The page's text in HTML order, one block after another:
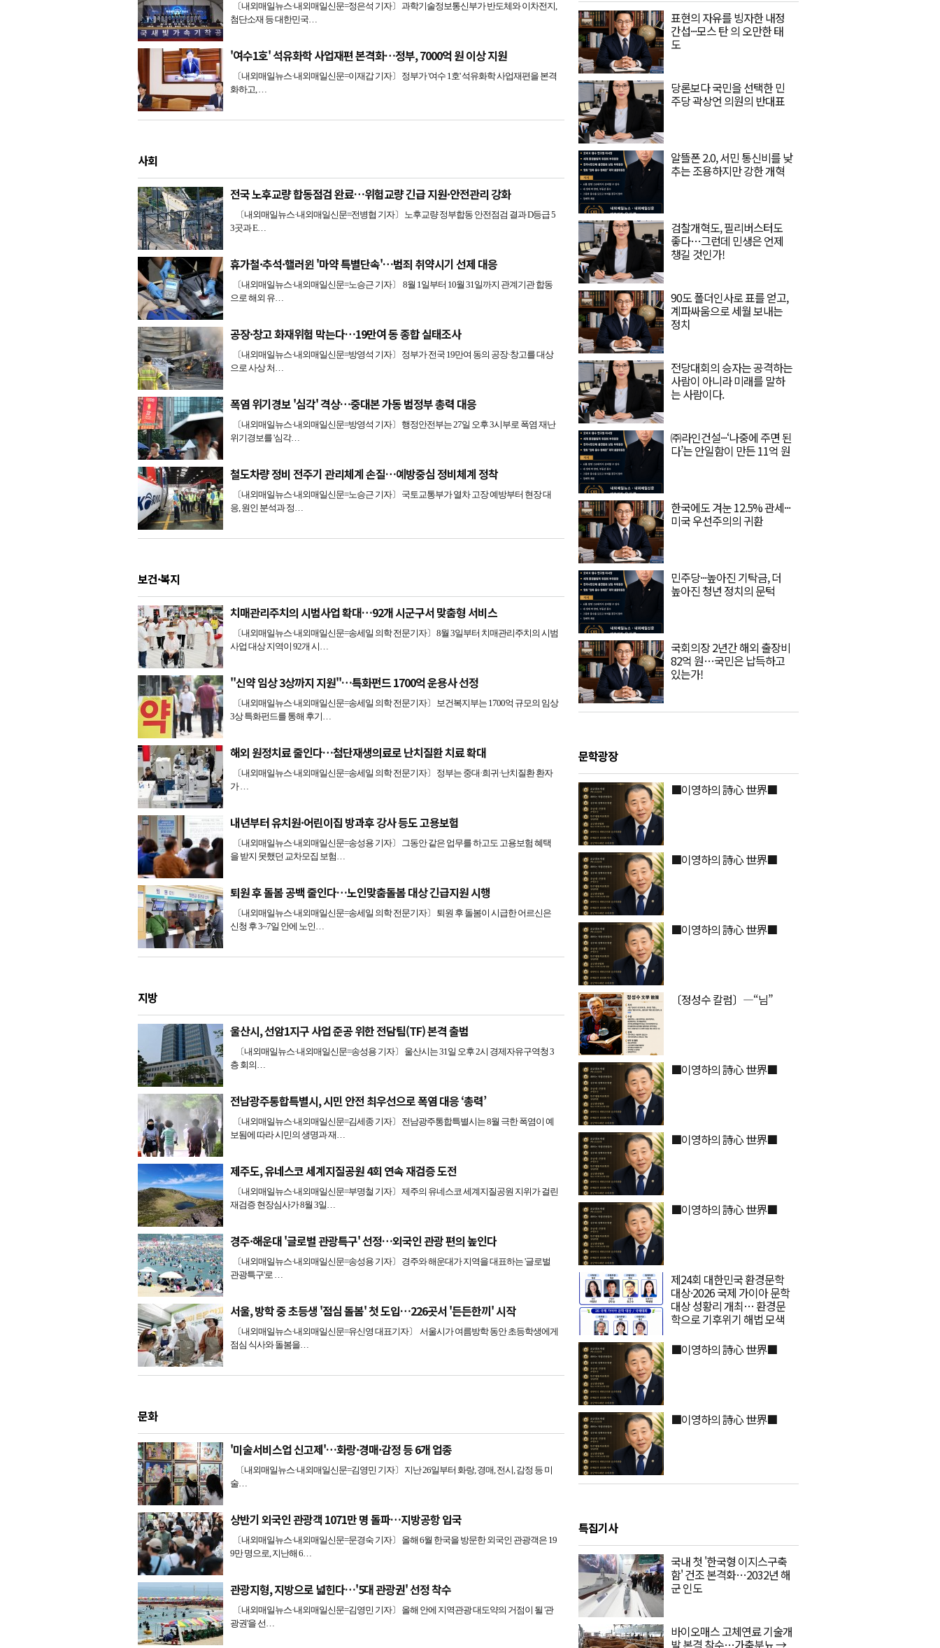
표현의 자유를 빙자한 내정
간섭···모스 탄 의 오만한 태
도
당론보다 국민을 선택한 민
주당 곽상언 의원의 반대표
알뜰폰 2.0, 서민 통신비를 낮
추는 조용하지만 강한 개혁
검찰개혁도, 필리버스터도
좋다…그런데 민생은 언제
챙길 것인가!
90도 폴더인사로 표를 얻고,
계파싸움으로 세월 보내는
정치
전당대회의 승자는 공격하는
사람이 아니라 미래를 말하
는 사람이다.
㈜라인건설···‘나중에 주면 된
다’는 안일함이 만든 11억 원
한국에도 겨눈 12.5% 관세···
미국 우선주의의 귀환
민주당···높아진 기탁금, 더
높아진 청년 정치의 문턱
국회의장 2년간 해외 출장비
82억 원…국민은 납득하고
있는가!
문학광장
■이영하의 詩心 世界■
■이영하의 詩心 世界■
■이영하의 詩心 世界■
〔정성수 칼럼〕―​​“님”
■이영하의 詩心 世界■
■이영하의 詩心 世界■
■이영하의 詩心 世界■
제24회 대한민국 환경문학
대상·2026 국제 가이아 문학
대상 성황리 개최… 환경문
학으로 기후위기 해법 모색
■이영하의 詩心 世界■
■이영하의 詩心 世界■
특집기사
국내 첫 '한국형 이지스구축
함' 건조 본격화…2032년 해
군 인도
바이오매스 고체연료 기술개
발 본격 착수…가축분뇨 →
〔내외매일뉴스·내외매일신문=정은석 기자〕 과학기술정보통신부가 반도체와 이차전지,
첨단소재 등 대한민국…
'여수1호' 석유화학 사업재편 본격화…정부, 7000억 원 이상 지원
〔내외매일뉴스·내외매일신문=이재갑 기자〕 정부가 '여수 1호' 석유화학 사업재편을 본격
화하고, …
사회
전국 노후교량 합동점검 완료…위험교량 긴급 지원·안전관리 강화
〔내외매일뉴스·내외매일신문=전병협 기자〕 노후교량 정부합동 안전점검 결과 D등급 5
3곳과 E…
휴가철·추석·핼러윈 '마약 특별단속'…범죄 취약시기 선제 대응
〔내외매일뉴스·내외매일신문=노승근 기자〕 8월 1일부터 10월 31일까지 관계기관 합동
으로 해외 유…
공장·창고 화재위험 막는다…19만여 동 종합 실태조사
〔내외매일뉴스·내외매일신문=방영석 기자〕 정부가 전국 19만여 동의 공장·창고를 대상
으로 사상 처…
폭염 위기경보 '심각' 격상…중대본 가동 범정부 총력 대응
〔내외매일뉴스·내외매일신문=방영석 기자〕 행정안전부는 27일 오후 3시부로 폭염 재난
위기경보를 '심각…
철도차량 정비 전주기 관리체계 손질…예방중심 정비체계 정착
〔내외매일뉴스·내외매일신문=노승근 기자〕 국토교통부가 열차 고장 예방부터 현장 대
응, 원인 분석과 정…
보건·복지
치매관리주치의 시범사업 확대…92개 시군구서 맞춤형 서비스
〔내외매일뉴스·내외매일신문=송세일 의학 전문기자〕 8월 3일부터 치매관리주치의 시범
사업 대상 지역이 92개 시…
"신약 임상 3상까지 지원"…특화펀드 1700억 운용사 선정
〔내외매일뉴스·내외매일신문=송세일 의학 전문기자〕 보건복지부는 1700억 규모의 임상
3상 특화펀드를 통해 후기…
해외 원정치료 줄인다…첨단재생의료로 난치질환 치료 확대
〔내외매일뉴스·내외매일신문=송세일 의학 전문기자〕 정부는 중대·희귀·난치질환 환자
가 …
내년부터 유치원·어린이집 방과후 강사 등도 고용보험
〔내외매일뉴스·내외매일신문=송성용 기자〕 그동안 같은 업무를 하고도 고용보험 혜택
을 받지 못했던 교차모집 보험…
퇴원 후 돌봄 공백 줄인다…노인맞춤돌봄 대상 긴급지원 시행
〔내외매일뉴스·내외매일신문=송세일 의학 전문기자〕 퇴원 후 돌봄이 시급한 어르신은
신청 후 3~7일 안에 노인…
지방
울산시, 선암1지구 사업 준공 위한 전담팀(TF) 본격 출범
〔내외매일뉴스·내외매일신문=송성용 기자〕 울산시는 31일 오후 2시 경제자유구역청 3
층 회의…
전남광주통합특별시, 시민 안전 최우선으로 폭염 대응 ‘총력’
〔내외매일뉴스·내외매일신문=김세종 기자〕 전남광주통합특별시는 8월 극한 폭염이 예
보됨에 따라 시민의 생명과 재…
제주도, 유네스코 세계지질공원 4회 연속 재검증 도전
〔내외매일뉴스·내외매일신문=부명철 기자〕 제주의 유네스코 세계지질공원 지위가 걸린
재검증 현장심사가 8월 3일…
경주·해운대 '글로벌 관광특구' 선정…외국인 관광 편의 높인다
〔내외매일뉴스·내외매일신문=송성용 기자〕 경주와 해운대가 지역을 대표하는 '글로벌
관광특구'로 …
서울, 방학 중 초등생 '점심 돌봄' 첫 도입…226곳서 '든든한끼' 시작
〔내외매일뉴스·내외매일신문=유신영 대표기자〕 서울시가 여름방학 동안 초등학생에게
점심 식사와 돌봄을…
문화
'미술서비스업 신고제'…화랑·경매·감정 등 6개 업종
〔내외매일뉴스·내외매일신문=김영민 기자〕 지난 26일부터 화랑, 경매, 전시, 감정 등 미
술…
상반기 외국인 관광객 1071만 명 돌파…지방공항 입국
〔내외매일뉴스·내외매일신문=문경숙 기자〕 올해 6월 한국을 방문한 외국인 관광객은 19
9만 명으로, 지난해 6…
관광지형, 지방으로 넓힌다…'5대 관광권' 선정 착수
〔내외매일뉴스·내외매일신문=김영민 기자〕 올해 안에 지역관광 대도약의 거점이 될 '관
광권'을 선…